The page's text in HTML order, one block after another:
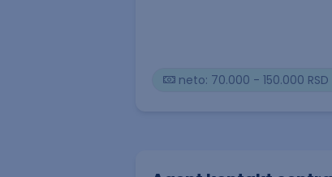
neto: 70.000 - 150.000